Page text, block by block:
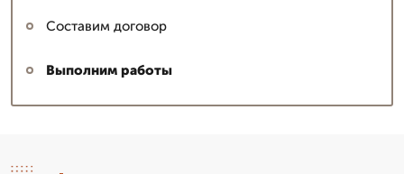
Составим договор
Выполним работы